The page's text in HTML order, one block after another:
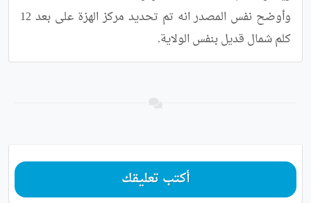
كلم شمال قديل بنفس الولاية.
أكتب تعليقك